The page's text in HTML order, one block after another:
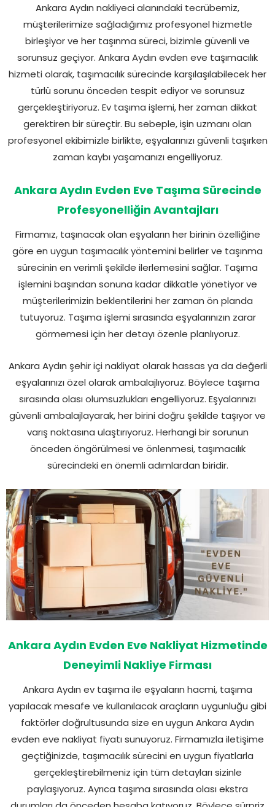
Ankara Aydın nakliyeci alanındaki tecrübemiz,
müşterilerimize sağladığımız profesyonel hizmetle
birleşiyor ve her taşınma süreci, bizimle güvenli ve
sorunsuz geçiyor. Ankara Aydın evden eve taşımacılık
hizmeti olarak, taşımacılık sürecinde karşılaşılabilecek her
türlü sorunu önceden tespit ediyor ve sorunsuz
gerçekleştiriyoruz. Ev taşıma işlemi, her zaman dikkat
gerektiren bir süreçtir. Bu sebeple, işin uzmanı olan
profesyonel ekibimizle birlikte, eşyalarınızı güvenli taşırken
zaman kaybı yaşamanızı engelliyoruz.
Ankara Aydın Evden Eve Taşıma Sürecinde
Profesyonelliğin Avantajları
Firmamız, taşınacak olan eşyaların her birinin özelliğine
göre en uygun taşımacılık yöntemini belirler ve taşınma
sürecinin en verimli şekilde ilerlemesini sağlar. Taşıma
işlemini başından sonuna kadar dikkatle yönetiyor ve
müşterilerimizin beklentilerini her zaman ön planda
tutuyoruz. Taşıma işlemi sırasında eşyalarınızın zarar
görmemesi için her detayı özenle planlıyoruz.
Ankara Aydın şehir içi nakliyat olarak hassas ya da değerli
eşyalarınızı özel olarak ambalajlıyoruz. Böylece taşıma
sırasında olası olumsuzlukları engelliyoruz. Eşyalarınızı
güvenli ambalajlayarak, her birini doğru şekilde taşıyor ve
varış noktasına ulaştırıyoruz. Herhangi bir sorunun
önceden öngörülmesi ve önlenmesi, taşımacılık
sürecindeki en önemli adımlardan biridir.
Ankara Aydın Evden Eve Nakliyat Hizmetinde
Deneyimli Nakliye Firması
Ankara Aydın ev taşıma ile eşyaların hacmi, taşıma
yapılacak mesafe ve kullanılacak araçların uygunluğu gibi
faktörler doğrultusunda size en uygun Ankara Aydın
evden eve nakliyat fiyatı sunuyoruz. Firmamızla iletişime
geçtiğinizde, taşımacılık sürecini en uygun fiyatlarla
gerçekleştirebilmeniz için tüm detayları sizinle
paylaşıyoruz. Ayrıca taşıma sırasında olası ekstra